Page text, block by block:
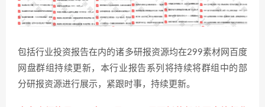
包括行业投资报告在内的诸多研报资源均在299素材网百度
网盘群组持续更新，本行业报告系列将持续将群组中的部
分研报资源进行展示，紧跟时事，持续更新。